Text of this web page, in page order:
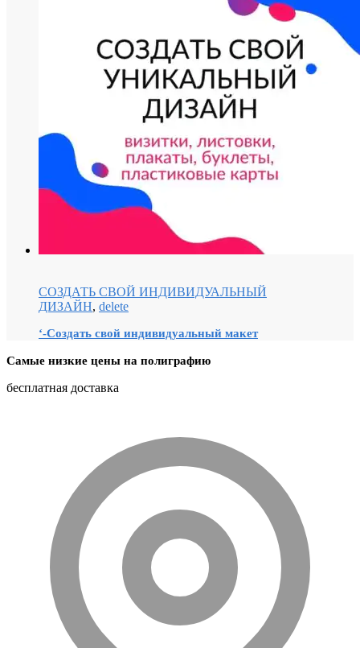
СОЗДАТЬ СВОЙ ИНДИВИДУАЛЬНЫЙ
ДИЗАЙН, delete
‘-Создать свой индивидуальный макет
Самые низкие цены на полиграфию
бесплатная доставка